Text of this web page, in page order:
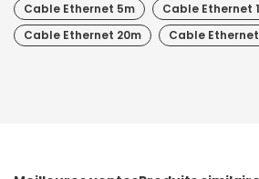
Cable Ethernet 5m
Cable Ethernet
Cable Ethernet 20m
Cable